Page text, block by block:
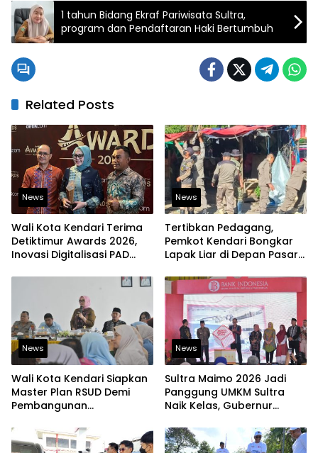
1 tahun Bidang Ekraf Pariwisata Sultra,
program dan Pendaftaran Haki Bertumbuh
Related Posts
News
Wali Kota Kendari Terima
Detiktimur Awards 2026,
Inovasi Digitalisasi PAD
News
Tertibkan Pedagang,
Pemkot Kendari Bongkar
Lapak Liar di Depan Pasar
News
Wali Kota Kendari Siapkan
Master Plan RSUD Demi
Pembangunan
News
Sultra Maimo 2026 Jadi
Panggung UMKM Sultra
Naik Kelas, Gubernur
Tembus Pasar Ekspor